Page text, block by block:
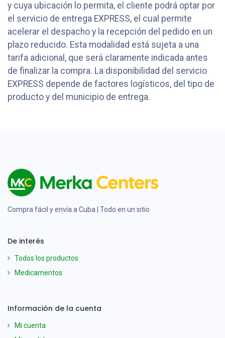
y cuya ubicación lo permita, el cliente podrá optar por
el servicio de entrega EXPRESS, el cual permite
acelerar el despacho y la recepción del pedido en un
plazo reducido. Esta modalidad está sujeta a una
tarifa adicional, que será claramente indicada antes
de finalizar la compra. La disponibilidad del servicio
EXPRESS depende de factores logísticos, del tipo de
producto y del municipio de entrega.
Compra fácil y envía a Cuba | Todo en un sitio
De interés
Todos los productos
Medicamentos
Información de la cuenta
Mi cuenta